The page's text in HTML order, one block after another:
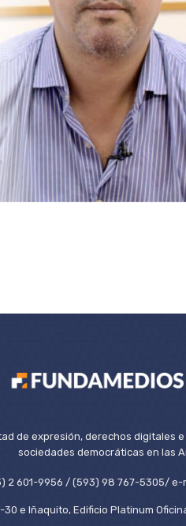
de expresión, derechos digitales
sociedades democráticas en las
2 601-9956 / (593) 98 767-5305/ e-
e Iñaquito, Edificio Platinum